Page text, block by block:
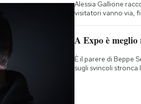
Alessia Gallione
visitatori vanno via,
A Expo è
È il parere di Beppe
sugli svincoli